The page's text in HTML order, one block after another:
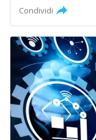
Condividi